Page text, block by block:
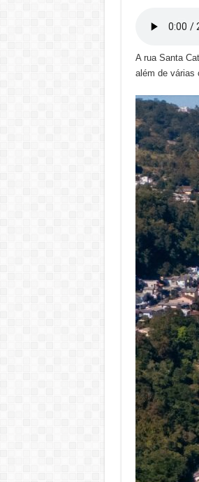
A rua Santa
além de várias